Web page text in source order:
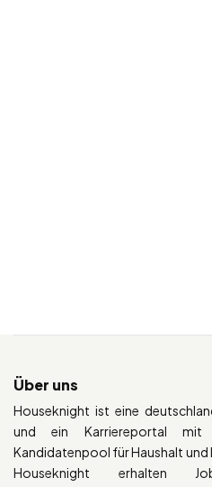
Über uns
Houseknight ist eine
und ein Karriereportal mit
Kandidatenpool für Haushalt
Houseknight erhalten